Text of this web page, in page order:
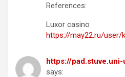
References:
Luxor casino
https://may22.ru/user/
https://
says: